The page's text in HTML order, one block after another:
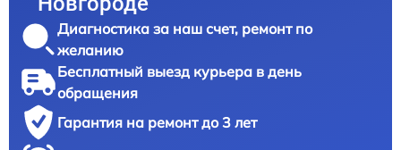
Диагностика за наш счет, ремонт по
желанию
Бесплатный выезд курьера в день
обращения
Гарантия на ремонт до 3 лет